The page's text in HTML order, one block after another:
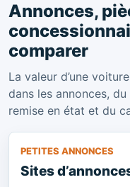
Annonces,
comparer
La valeur d’une
dans les annonces,
remise en état et du
PETITES ANNONCES
Sites